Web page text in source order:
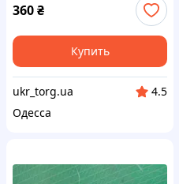
360₴
Купить
ukr_torg.ua
4.5
Одесса